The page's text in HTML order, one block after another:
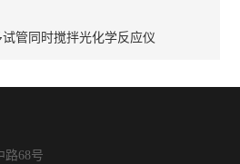
管同时搅拌光化学反应仪
路68号